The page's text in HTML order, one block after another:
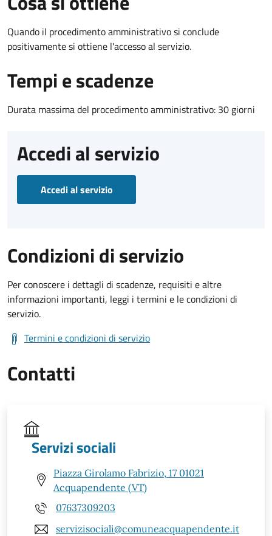
Quando il procedimento amministrativo si conclude
positivamente si ottiene l'accesso al servizio.
Tempi e scadenze
Durata massima del procedimento amministrativo: 30 giorni
Accedi al servizio
Accedi al servizio
Condizioni di servizio
Per conoscere i dettagli di scadenze, requisiti e altre
informazioni importanti, leggi i termini e le condizioni di
servizio.
Termini e condizioni di servizio
Contatti
Servizi sociali
Piazza Girolamo Fabrizio, 17 01021
Acquapendente (VT)
07637309203
servizisociali@comuneacquapendente.it